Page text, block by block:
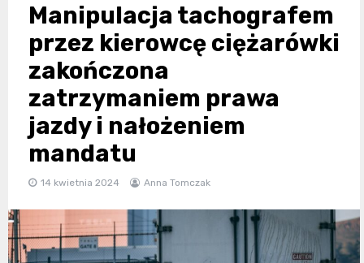
Manipulacja tachografem
przez kierowcę ciężarówki
zakończona
zatrzymaniem prawa
jazdy i nałożeniem
mandatu
14 kwietnia 2024 Anna Tomczak